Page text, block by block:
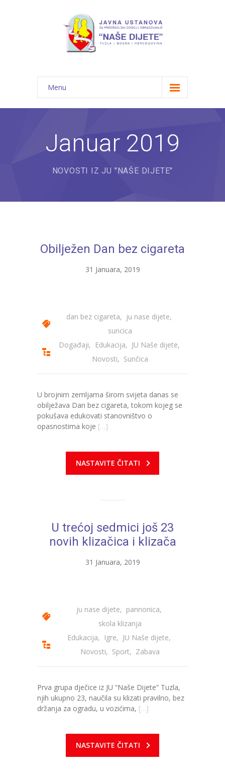
Menu
Početna
O nama
-- JU "Naše dijete"
---- Ciciban
---- Lastavica
---- Pčelica
---- Sunčica
---- Zeko
---- Zvončica
-- Dokumenti
---- Osnovni elementi ugovora
---- Odluke o izboru i poništenju
---- Nabavka usluga iz anexa II dio B
Edukacije
-- Edukacije zaposlenika
Januar 2019
NOVOSTI IZ JU "NAŠE DIJETE"
Obilježen Dan bez cigareta
31 Januara, 2019
dan bez cigareta, ju nase dijete,
suncica
Događaji, Edukacija, JU Naše dijete,
Novosti, Sunčica
U brojnim zemljama širom svijeta danas se
obilježava Dan bez cigareta, tokom kojeg se
pokušava edukovati stanovništvo o
opasnostima koje […]
NASTAVITE ČITATI
U trećoj sedmici još 23
novih klizačica i klizača
31 Januara, 2019
ju nase dijete, pannonica,
skola klizanja
Edukacija, Igre, JU Naše dijete,
Novosti, Sport, Zabava
Prva grupa dječice iz JU “Naše Dijete” Tuzla,
njih ukupno 23, naučila su klizati pravilno, bez
držanja za ogradu, u vozićima, […]
NASTAVITE ČITATI